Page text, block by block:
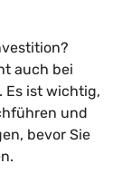
auch bei
Es ist wichtig,
und
bevor Sie